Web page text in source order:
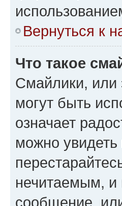
Вернуться к
Что такое
Смайлики, или
могут быть
означает
можно
нечитаемым, и
сообщение,